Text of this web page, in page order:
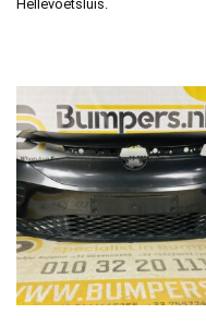
Hellevoetsluis.